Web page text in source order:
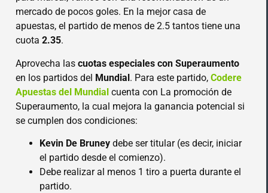
mercado de pocos goles. En la mejor casa de
apuestas, el partido de menos de 2.5 tantos tiene una
cuota2.35.
Aprovecha lascuotas especiales con Superaumento
en los partidos del Mundial. Para este partido,Codere
Apuestas del Mundial cuenta con La promoción de
Superaumento, la cual mejora la ganancia potencial si
se cumplen dos condiciones:
Kevin De Bruney debe ser titular (es decir, iniciar
el partido desde el comienzo).
Debe realizar al menos 1 tiro a puerta durante el
partido.